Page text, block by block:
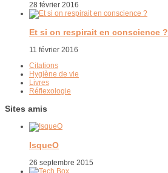
28 février 2016
Et si on respirait en conscience ?
11 février 2016
Citations
Hygiène de vie
Livres
Réflexologie
Sites amis
IsqueO
26 septembre 2015